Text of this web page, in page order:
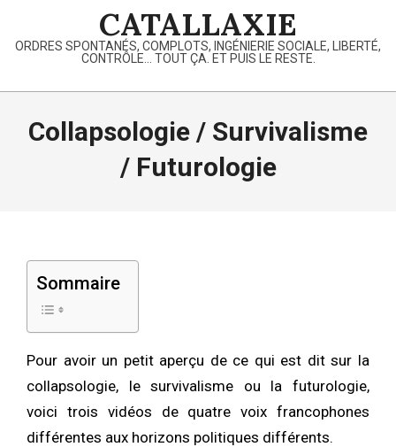
content
CATALLAXIE
ORDRES SPONTANÉS, COMPLOTS, INGÉNIERIE SOCIALE, LIBERTÉ,
CONTRÔLE… TOUT ÇA. ET PUIS LE RESTE.
Primary
MenuCollapsologie / Survivalisme
/ Futurologie
Sommaire
Pour avoir un petit aperçu de ce qui est dit sur la
collapsologie, le survivalisme ou la futurologie,
voici trois vidéos de quatre voix francophones
différentes aux horizons politiques différents.